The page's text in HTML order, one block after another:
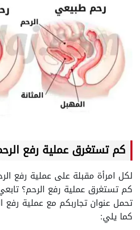
كم تستغرق عملية رفع
لكل امرأة مقبلة على عملية رفع
كم تستغرق عملية رفع الرحم؟
تحمل عنوان تجاربكم مع عملية رفع
كما يلي: